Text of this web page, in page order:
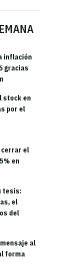
inflación
gracias
stock en
por el
cerrar el
en
tesis:
el
del
al
forma